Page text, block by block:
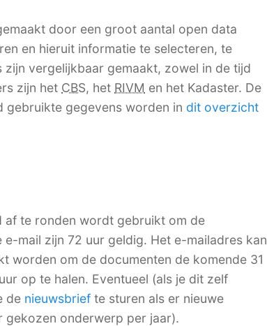
door een groot aantal open data
en hieruit informatie te selecteren, te
vergelijkbaar gemaakt, zowel in de tijd
zijn het CBS, het RIVM en het Kadaster. De
gegevens worden in dit overzicht
af te ronden wordt gebruikt om de
mail zijn 72 uur geldig. Het e-mailadres kan
worden om de documenten de komende 31
op te halen. Eventueel (als je dit zelf
de nieuwsbrief te sturen als er nieuwe
gekozen onderwerp per jaar).